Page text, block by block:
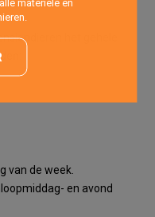
het gehele
van de week.
en avond
materiële en